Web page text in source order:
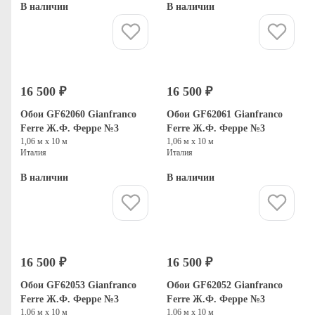
В наличии В наличии
16 500 ₽
Обои GF62060 Gianfranco
Ferre Ж.Ф. Ферре №3
1,06 м х 10 м
Италия
В наличии
16 500 ₽
Обои GF62061 Gianfranco
Ferre Ж.Ф. Ферре №3
1,06 м х 10 м
Италия
В наличии
16 500 ₽
Обои GF62053 Gianfranco
Ferre Ж.Ф. Ферре №3
1,06 м х 10 м
16 500 ₽
Обои GF62052 Gianfranco
Ferre Ж.Ф. Ферре №3
1,06 м х 10 м